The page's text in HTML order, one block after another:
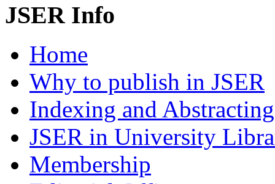
JSER Info
Home
Why to publish in JSER
Indexing and Abstracting
JSER in University
Membership